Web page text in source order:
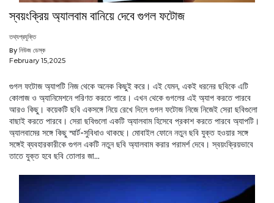
স্বয়ংক্রিয় অ্যালবাম বানিয়ে দেবে গুগল ফটোজ
তথ্যপ্রযুক্তি
By নিউজ ডেস্ক
February 15,2025
গুগল ফটোজ অ্যাপটি নিজ থেকে অনেক কিছুই করে। এই যেমন, একই ধরনের ছবিকে এটি
কোলাজ ও অ্যানিমেশনে পরিণত করতে পারে। এখন থেকে গুগলের এই অ্যাপ করতে পারবে
আরও কিছু। কয়েকটি ছবি একসঙ্গে নিয়ে রেখে দিলে গুগল ফটোজ নিজে নিজেই সেরা ছবিগুলো
বাছাই করতে পারবে। সেরা ছবিগুলো একটি অ্যালবাম হিসেবে প্রকাশ করতে পারবে অ্যাপটি।
অ্যালবামের সঙ্গে কিছু স্মার্ট-সুবিধাও থাকছে। মোবাইল ফোনে নতুন ছবি যুক্ত হওয়ার সঙ্গে
সঙ্গেই ব্যবহারকারীকে গুগল একটি নতুন ছবি অ্যালবাম করার পরামর্শ দেবে। স্বয়ংক্রিয়ভাবে
তাতে যুক্ত হবে ছবি তোলার জা...